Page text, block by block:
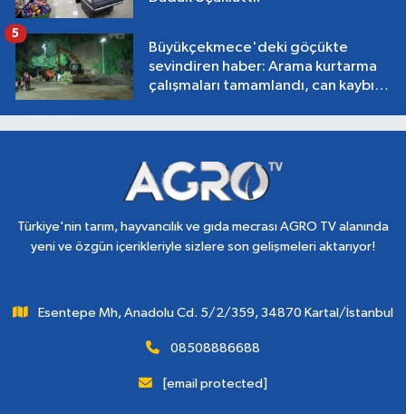
Büyükçekmece'deki göçükte
sevindiren haber: Arama kurtarma
çalışmaları tamamlandı, can kaybı
5
Türkiye'nin tarım, hayvancılık ve gıda mecrası AGRO TV alanında
yeni ve özgün içerikleriyle sizlere son gelişmeleri aktarıyor!
Esentepe Mh, Anadolu Cd. 5/2/359, 34870 Kartal/İstanbul
08508886688
[email protected]